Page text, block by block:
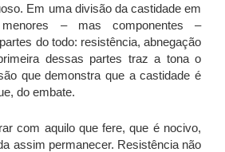
Em uma divisão da castidade em
menores – mas componentes –
do todo: resistência, abnegação
dessas partes traz a tona o
que demonstra que a castidade é
do embate.
com aquilo que fere, que é nocivo,
assim permanecer. Resistência não